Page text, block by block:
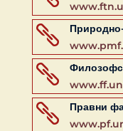



Правни